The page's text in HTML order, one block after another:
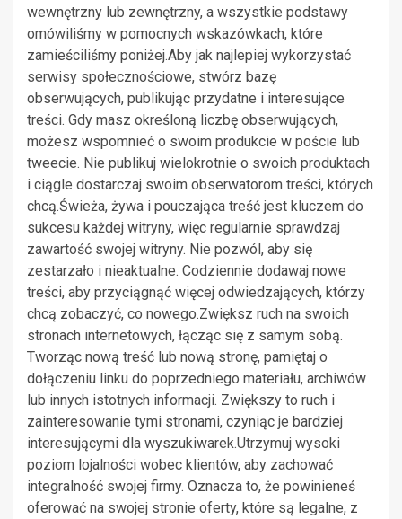
wewnętrzny lub zewnętrzny, a wszystkie podstawy
omówiliśmy w pomocnych wskazówkach, które
zamieściliśmy poniżej.Aby jak najlepiej wykorzystać
serwisy społecznościowe, stwórz bazę
obserwujących, publikując przydatne i interesujące
treści. Gdy masz określoną liczbę obserwujących,
możesz wspomnieć o swoim produkcie w poście lub
tweecie. Nie publikuj wielokrotnie o swoich produktach
i ciągle dostarczaj swoim obserwatorom treści, których
chcą.Świeża, żywa i pouczająca treść jest kluczem do
sukcesu każdej witryny, więc regularnie sprawdzaj
zawartość swojej witryny. Nie pozwól, aby się
zestarzało i nieaktualne. Codziennie dodawaj nowe
treści, aby przyciągnąć więcej odwiedzających, którzy
chcą zobaczyć, co nowego.Zwiększ ruch na swoich
stronach internetowych, łącząc się z samym sobą.
Tworząc nową treść lub nową stronę, pamiętaj o
dołączeniu linku do poprzedniego materiału, archiwów
lub innych istotnych informacji. Zwiększy to ruch i
zainteresowanie tymi stronami, czyniąc je bardziej
interesującymi dla wyszukiwarek.Utrzymuj wysoki
poziom lojalności wobec klientów, aby zachować
integralność swojej firmy. Oznacza to, że powinieneś
oferować na swojej stronie oferty, które są legalne, z